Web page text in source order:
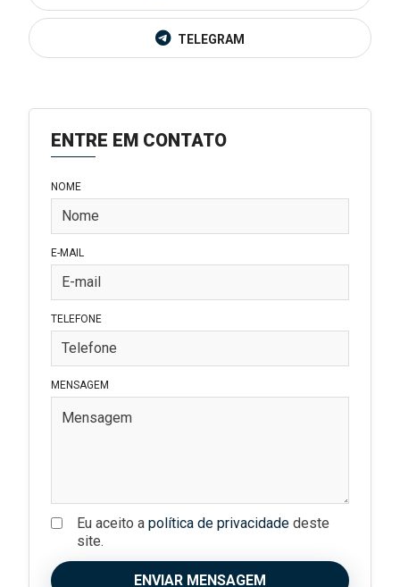
ENTRE EM CONTATO
NOME
E-MAIL
TELEFONE
MENSAGEM
Eu aceito a política de privacidade deste
site.
ENVIAR MENSAGEM
TELEGRAM